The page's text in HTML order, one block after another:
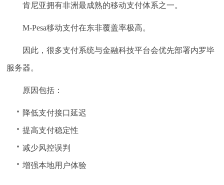
肯尼亚拥有非洲最成熟的移动支付体系之一。
M-Pesa移动支付在东非覆盖率极高。
因此，很多支付系统与金融科技平台会优先部署内罗毕
服务器。
原因包括：
降低支付接口延迟
提高支付稳定性
减少风控误判
增强本地用户体验